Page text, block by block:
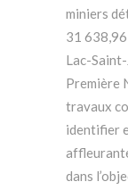
miniers
31 638,96
Lac-
Première
travaux
identifier
dans